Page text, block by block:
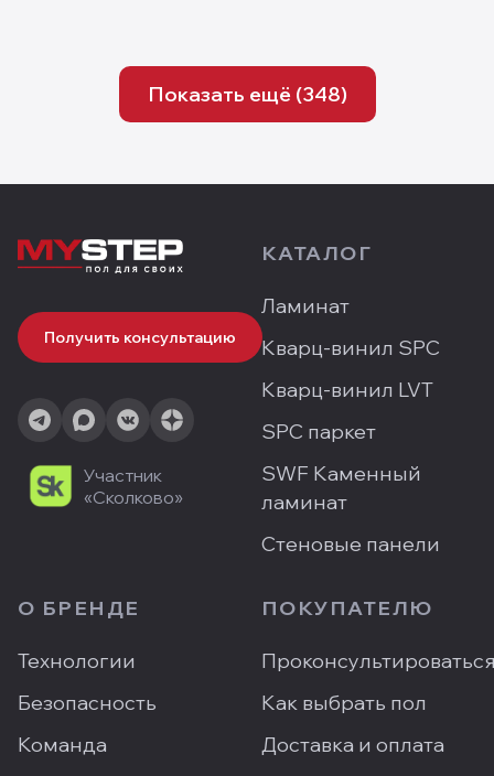
Показать ещё (348)
Получить консультацию
Участник
«Сколково»
КАТАЛОГ
Ламинат
Кварц-винил SPC
Кварц-винил LVT
SPC паркет
SWF Каменный
ламинат
Стеновые панели
О БРЕНДЕ
Технологии
Безопасность
Команда
ПОКУПАТЕЛЮ
Как выбрать пол
Доставка и оплата